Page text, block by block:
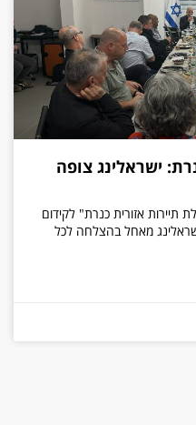
ישראלינג צופה
אזורית כנרת" לקידום
מאחל בהצלחה לכל